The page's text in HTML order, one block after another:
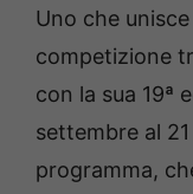
Uno che
competizione
con la sua 19ª
settembre al
programma,